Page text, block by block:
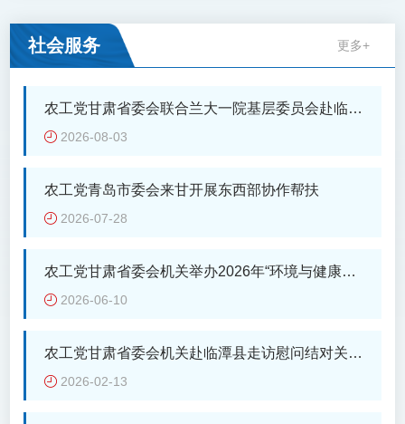
扮演着基础性。民生性重要角色，已成为推
动经济高质量发展的重要引擎之一。近年
行稳中向好、产业集聚水平不断提高、规上
企业数量稳步增长、本土品牌培育效果初步
显现，但产业规模不大、结构不尽合理、创
在。2024年，全省规模以上消费品工业增加
动制造业增长仅0.6个百分点，其中食品(含
90%。结合上半年经济运行和农工党省委会
业升级、产销联动等方面持续加力，切实推
振消费。
中央经济工作会议精神，就全省经济工作听
取省级各民主党派、省工商联负责人和无党
胡昌升主持会议并讲话。中共甘肃省委副书
记、省长任振鹤通报全省上半年经济运行情
况。省领导雷东生、孙雪涛、吴万华出席会
盟省委会主委刘仲奎、民建省委会主委葛建
张元林、农工党省委会主委郭天康、九三学
无党派人士代表蔡晓红作了..
社会服务 更多+
农工党甘肃省委会联合兰大一院基层委员会赴临潭
开展健康义诊活动
2026-08-03
农工党青岛市委会来甘开展东西部协作帮扶
2026-07-28
农工党甘肃省委会机关举办2026年“环境与健康宣
传周”系列活动
2026-06-10
农工党甘肃省委会机关赴临潭县走访慰问结对关爱
对象2026-02-13